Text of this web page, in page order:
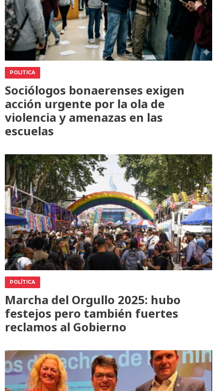
POLITICA
Sociólogos bonaerenses exigen
acción urgente por la ola de
violencia y amenazas en las
escuelas
POLÍTICA
Marcha del Orgullo 2025: hubo
festejos pero también fuertes
reclamos al Gobierno